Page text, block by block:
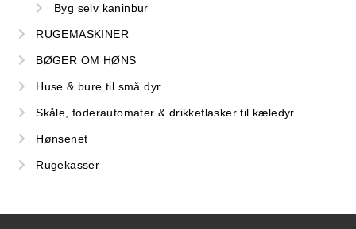
Byg selv kaninbur
RUGEMASKINER
BØGER OM HØNS
Huse & bure til små dyr
Skåle, foderautomater & drikkeflasker til kæledyr
Hønsenet
Rugekasser